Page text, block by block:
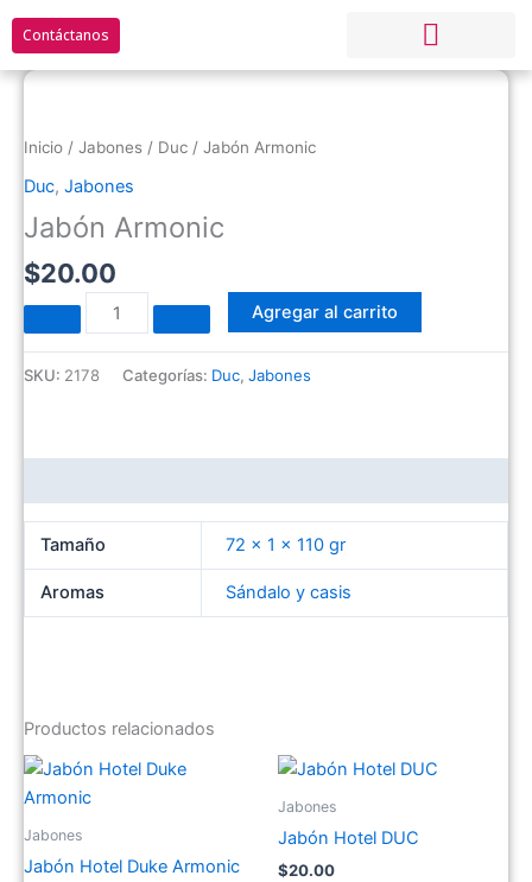
contenido
Contáctanos
Inicio / Jabones / Duc / Jabón Armonic
Duc, Jabones
Jabón Armonic
$20.00
Jabón
cantidad
Agregar al carrito
SKU: 2178 Categorías: Duc, Jabones
Tamaño 72 x 1 x 110 gr
Aromas Sándalo y casis
Productos relacionados
Jabones
Jabón Hotel Duke Armonic
Jabones
Jabón Hotel DUC
$20.00